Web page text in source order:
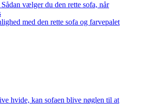
vælger du den rette sofa, når
med den rette sofa og farvepalet
hvide, kan sofaen blive nøglen til at